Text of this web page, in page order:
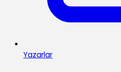
Yazarlar